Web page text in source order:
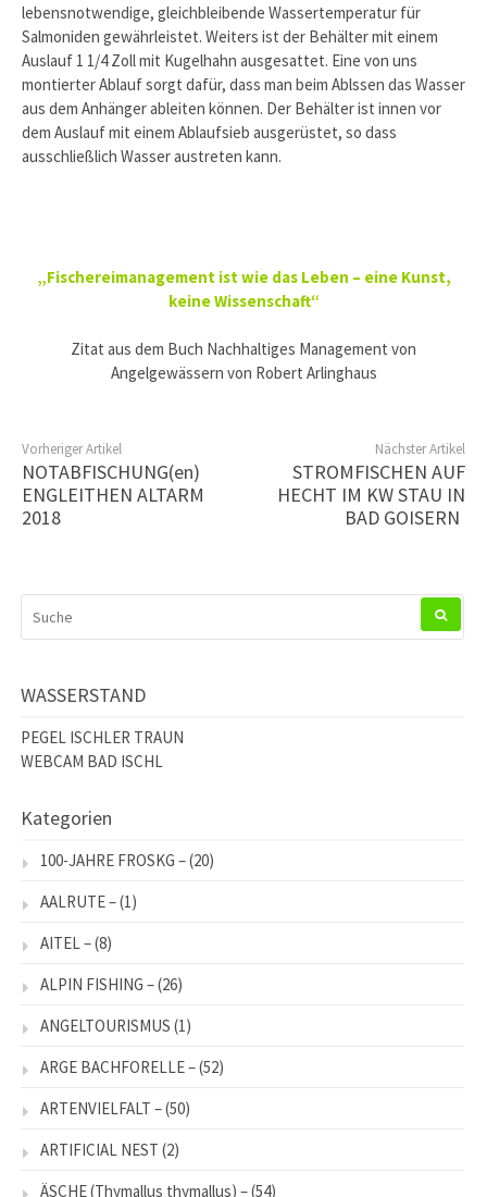
lebensnotwendige, gleichbleibende Wassertemperatur für
Salmoniden gewährleistet. Weiters ist der Behälter mit einem
Auslauf 1 1/4 Zoll mit Kugelhahn ausgesattet. Eine von uns
montierter Ablauf sorgt dafür, dass man beim Ablssen das Wasser
aus dem Anhänger ableiten können. Der Behälter ist innen vor
dem Auslauf mit einem Ablaufsieb ausgerüstet, so dass
ausschließlich Wasser austreten kann.
„Fischereimanagement ist wie das Leben – eine Kunst,
keine Wissenschaft“
Zitat aus dem Buch Nachhaltiges Management von
Angelgewässern von Robert Arlinghaus
Vorheriger Artikel
NOTABFISCHUNG(en)
ENGLEITHEN ALTARM
2018
Nächster Artikel
STROMFISCHEN AUF
HECHT IM KW STAU IN
BAD GOISERN
NACH:
WASSERSTAND
PEGEL ISCHLER TRAUN
WEBCAM BAD ISCHL
Kategorien
100-JAHRE FROSKG –(20)
AALRUTE –(1)
AITEL –(8)
ALPIN FISHING –(26)
ANGELTOURISMUS (1)
ARGE BACHFORELLE –(52)
ARTENVIELFALT –(50)
ARTIFICIAL NEST (2)
ÄSCHE (Thymallus thymallus) –(54)